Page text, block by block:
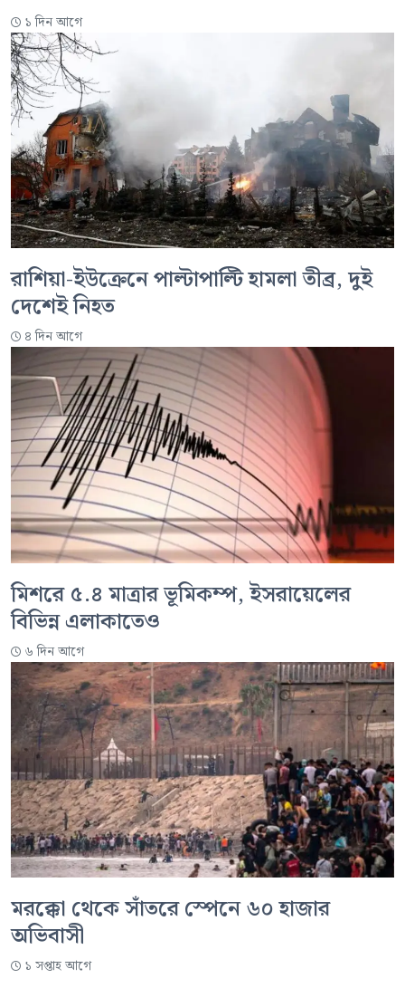
১ দিন আগে
রাশিয়া-ইউক্রেনে পাল্টাপাল্টি হামলা তীব্র, দুই
দেশেই নিহত
৪ দিন আগে
মিশরে ৫.৪ মাত্রার ভূমিকম্প, ইসরায়েলের
বিভিন্ন এলাকাতেও
৬ দিন আগে
মরক্কো থেকে সাঁতরে স্পেনে ৬০ হাজার
অভিবাসী
১ সপ্তাহ আগে